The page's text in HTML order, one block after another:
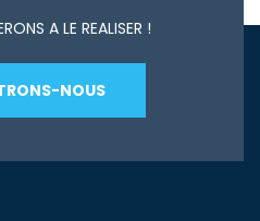
A LE REALISER !
NOUS